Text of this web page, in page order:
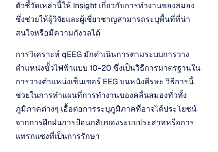
ตัวชี้วัดเหล่านี้ให้ Insight เกี่ยวกับการทำงานของสมอง
ซึ่งช่วยให้ผู้วิจัยและผู้เชี่ยวชาญสามารถระบุพื้นที่ที่น่า
สนใจหรือมีความกังวลได้
การวิเคราะห์ qEEG มักดำเนินการตามระบบการวาง
ตำแหน่งขั้วไฟฟ้าแบบ 10-20 ซึ่งเป็นวิธีการมาตรฐานใน
การวางตำแหน่งเซ็นเซอร์ EEG บนหนังศีรษะ วิธีการนี้
ช่วยในการทำแผนที่การทำงานของคลื่นสมองทั่วทั้ง
ภูมิภาคต่างๆ เอื้อต่อการระบุภูมิภาคที่อาจได้ประโยชน์
จากการฝึกฝนการป้อนกลับของระบบประสาทหรือการ
แทรกแซงที่เป็นการรักษา